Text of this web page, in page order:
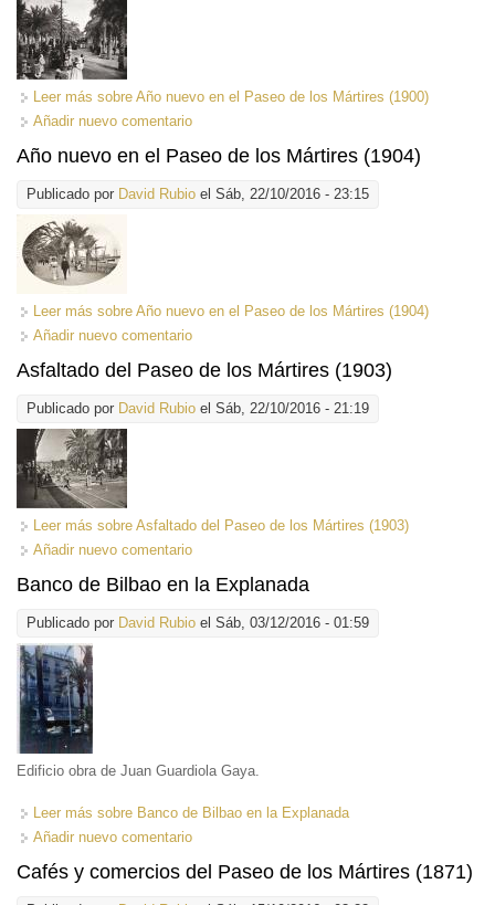
Leer más sobre Año nuevo en el Paseo de los Mártires (1900)
Añadir nuevo comentario
Año nuevo en el Paseo de los Mártires (1904)
Publicado por David Rubio el Sáb, 22/10/2016 - 23:15
Leer más sobre Año nuevo en el Paseo de los Mártires (1904)
Añadir nuevo comentario
Asfaltado del Paseo de los Mártires (1903)
Publicado por David Rubio el Sáb, 22/10/2016 - 21:19
Leer más sobre Asfaltado del Paseo de los Mártires (1903)
Añadir nuevo comentario
Banco de Bilbao en la Explanada
Publicado por David Rubio el Sáb, 03/12/2016 - 01:59
Edificio obra de Juan Guardiola Gaya.
Leer más sobre Banco de Bilbao en la Explanada
Añadir nuevo comentario
Cafés y comercios del Paseo de los Mártires (1871)